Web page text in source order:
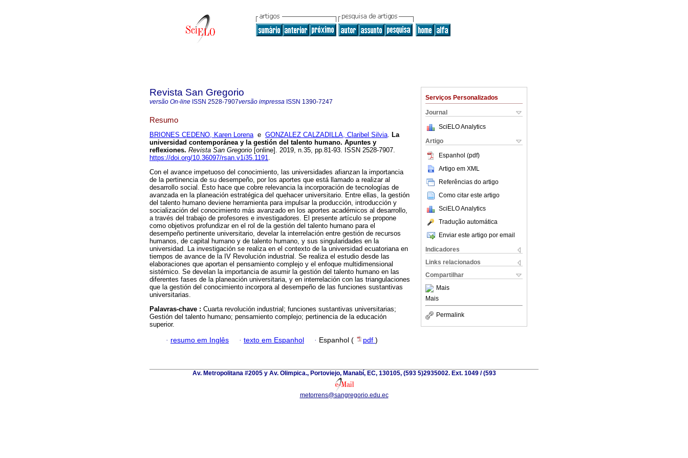
Serviços Personalizados
Journal
SciELO Analytics
Artigo
Espanhol (pdf)
Artigo em XML
Referências do artigo
Como citar este artigo
SciELO Analytics
Tradução automática
Enviar este artigo por email
Indicadores
Links relacionados
Compartilhar
Mais
Mais
Permalink
Revista San Gregorio
versão On-line ISSN 2528-7907versão impressa ISSN 1390-7247
Resumo
BRIONES CEDENO, Karen Lorenae GONZALEZ CALZADILLA, Claribel Silvia. La
universidad contemporánea y la gestión del talento humano. Apuntes y
reflexiones. Revista San Gregorio [online]. 2019, n.35, pp.81-93. ISSN 2528-7907.
https://doi.org/10.36097/rsan.v1i35.1191.
Con el avance impetuoso del conocimiento, las universidades afianzan la importancia
de la pertinencia de su desempeño, por los aportes que está llamado a realizar al
desarrollo social. Esto hace que cobre relevancia la incorporación de tecnologías de
avanzada en la planeación estratégica del quehacer universitario. Entre ellas, la gestión
del talento humano deviene herramienta para impulsar la producción, introducción y
socialización del conocimiento más avanzado en los aportes académicos al desarrollo,
a través del trabajo de profesores e investigadores. El presente artículo se propone
como objetivos profundizar en el rol de la gestión del talento humano para el
desempeño pertinente universitario, develar la interrelación entre gestión de recursos
humanos, de capital humano y de talento humano, y sus singularidades en la
universidad. La investigación se realiza en el contexto de la universidad ecuatoriana en
tiempos de avance de la IV Revolución industrial. Se realiza el estudio desde las
elaboraciones que aportan el pensamiento complejo y el enfoque multidimensional
sistémico. Se develan la importancia de asumir la gestión del talento humano en las
diferentes fases de la planeación universitaria, y en interrelación con las triangulaciones
que la gestión del conocimiento incorpora al desempeño de las funciones sustantivas
universitarias.
Palavras-chave : Cuarta revolución industrial; funciones sustantivas universitarias;
Gestión del talento humano; pensamiento complejo; pertinencia de la educación
superior.
· resumo em Inglês · texto em Espanhol · Espanhol ( pdf )
Av. Metropolitana #2005 y Av. Olimpica., Portoviejo, Manabí, EC, 130105, (593 5)2935002. Ext. 1049 / (593
metorrens@sangregorio.edu.ec